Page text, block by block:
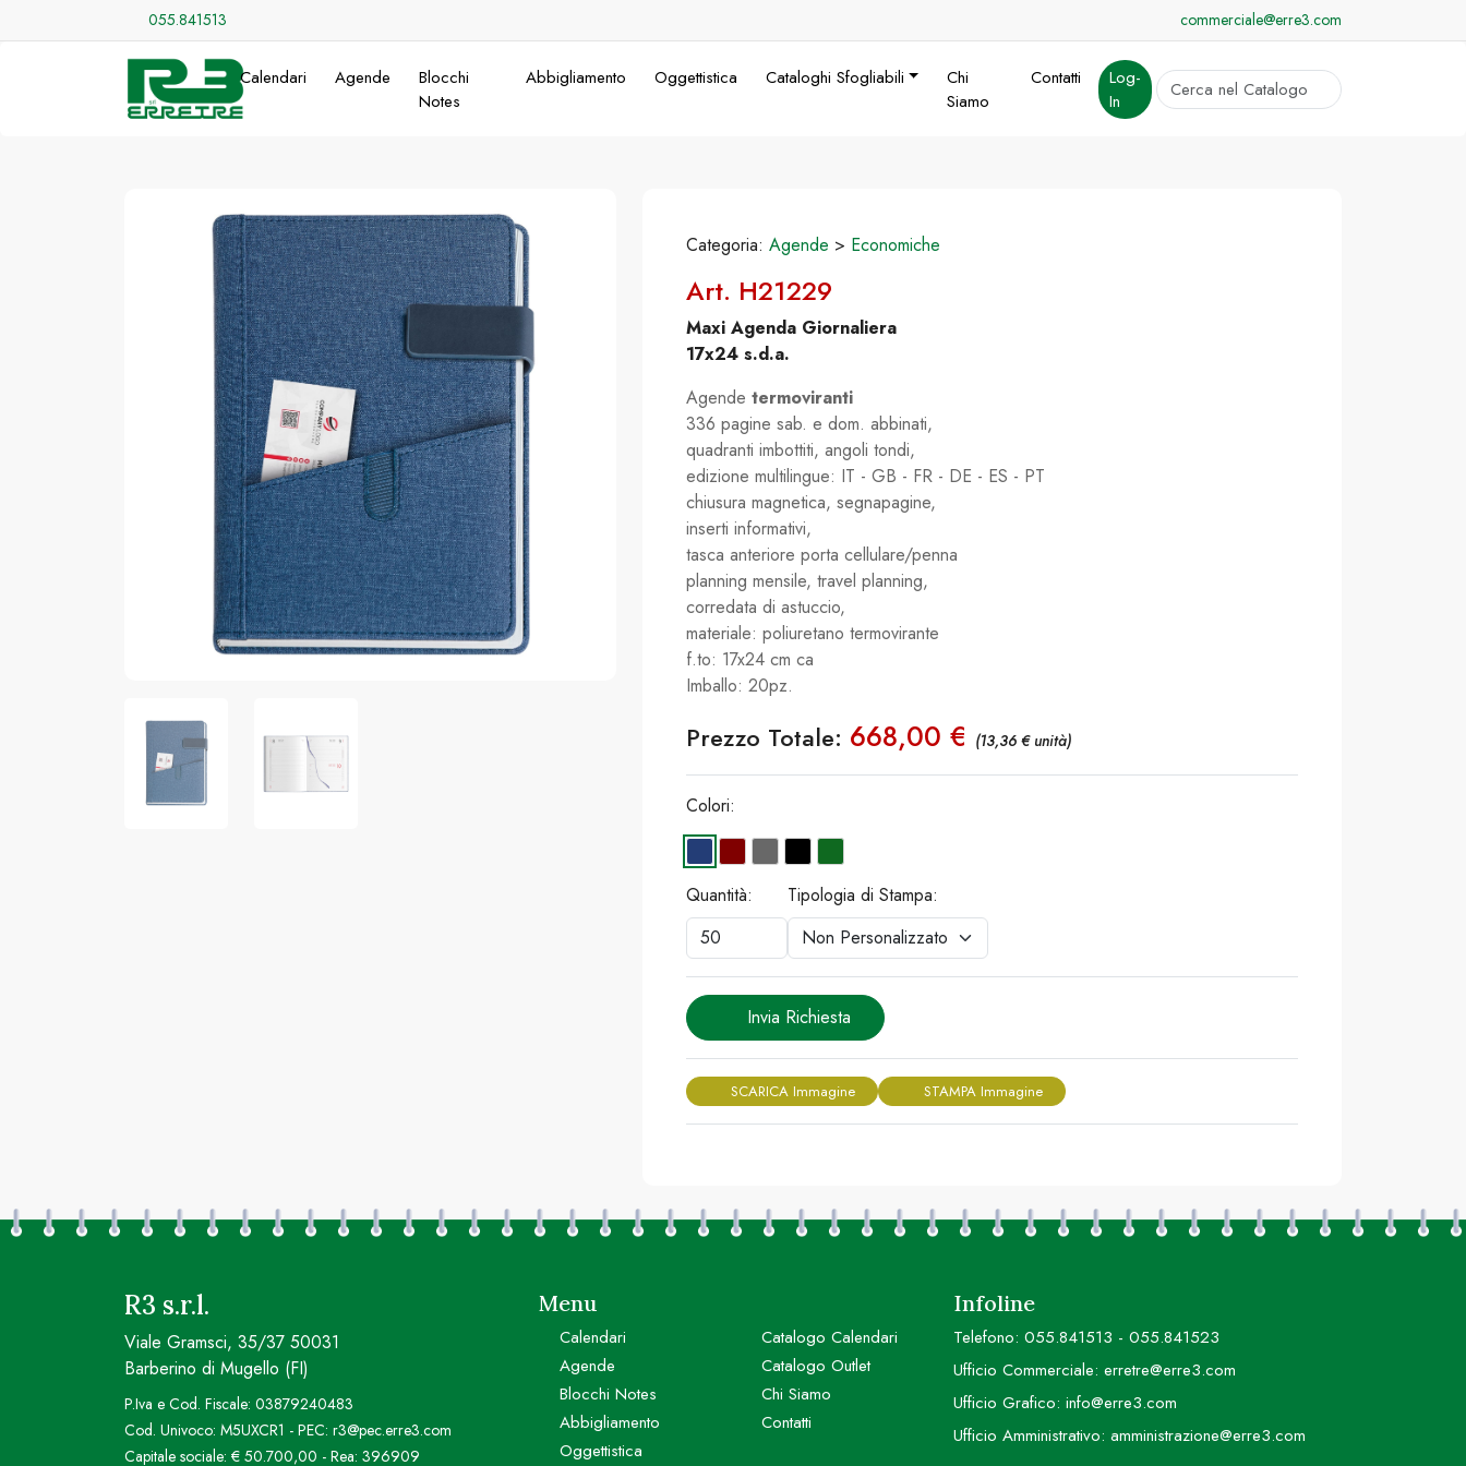
055.841513 commerciale@erre3.com
Calendari Agende
Blocchi
Notes
Abbigliamento Oggettistica Cataloghi Sfogliabili
Chi
Siamo
Contatti
Log-
In
cerca
Categoria: Agende > Economiche
Art. H21229
Maxi Agenda Giornaliera
17x24 s.d.a.
Agende termoviranti
336 pagine sab. e dom. abbinati,
quadranti imbottiti, angoli tondi,
edizione multilingue: IT - GB - FR - DE - ES - PT
chiusura magnetica, segnapagine,
inserti informativi,
tasca anteriore porta cellulare/penna
planning mensile, travel planning,
corredata di astuccio,
materiale: poliuretano termovirante
f.to: 17x24 cm ca
Imballo: 20pz.
Prezzo Totale: 668,00 € (13,36 € unità)
Colori:
Quantità: Tipologia di Stampa:
Invia Richiesta
SCARICA Immagine STAMPA Immagine
R3 s.r.l.
Viale Gramsci, 35/37 50031
Barberino di Mugello (FI)
P.Iva e Cod. Fiscale: 03879240483
Cod. Univoco: M5UXCR1 - PEC: r3@pec.erre3.com
Capitale sociale: € 50.700,00 - Rea: 396909
Menu
Calendari
Agende
Blocchi Notes
Abbigliamento
Oggettistica
Catalogo Calendari
Catalogo Outlet
Chi Siamo
Contatti
Infoline
Telefono: 055.841513 - 055.841523
Ufficio Commerciale: erretre@erre3.com
Ufficio Grafico: info@erre3.com
Ufficio Amministrativo: amministrazione@erre3.com